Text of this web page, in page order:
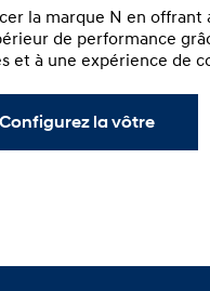
la marque N en offrant
de performance
et à une expérience de
Configurez la vôtre